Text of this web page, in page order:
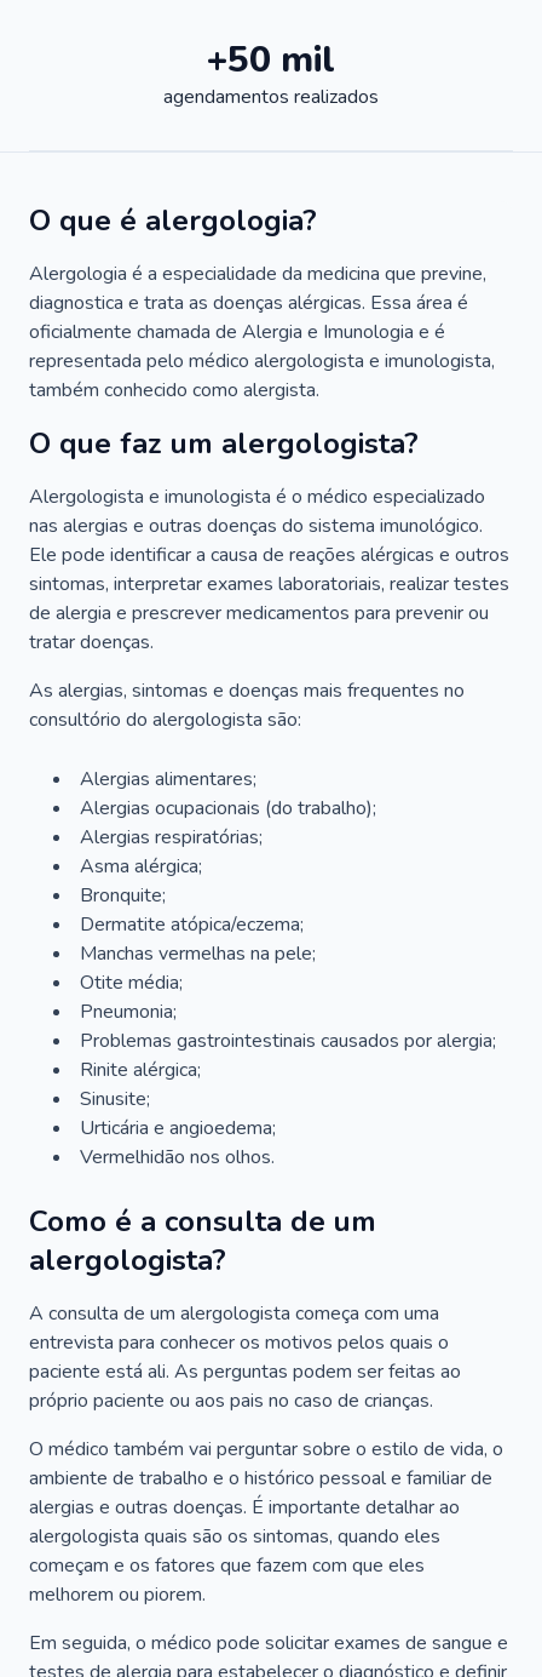
+50 mil
agendamentos realizados
O que é alergologia?
Alergologia é a especialidade da medicina que previne,
diagnostica e trata as doenças alérgicas. Essa área é
oficialmente chamada de Alergia e Imunologia e é
representada pelo médico alergologista e imunologista,
também conhecido como alergista.
O que faz um alergologista?
Alergologista e imunologista é o médico especializado
nas alergias e outras doenças do sistema imunológico.
Ele pode identificar a causa de reações alérgicas e outros
sintomas, interpretar exames laboratoriais, realizar testes
de alergia e prescrever medicamentos para prevenir ou
tratar doenças.
As alergias, sintomas e doenças mais frequentes no
consultório do alergologista são:
Alergias alimentares;
Alergias ocupacionais (do trabalho);
Alergias respiratórias;
Asma alérgica;
Bronquite;
Dermatite atópica/eczema;
Manchas vermelhas na pele;
Otite média;
Pneumonia;
Problemas gastrointestinais causados por alergia;
Rinite alérgica;
Sinusite;
Urticária e angioedema;
Vermelhidão nos olhos.
Como é a consulta de um
alergologista?
A consulta de um alergologista começa com uma
entrevista para conhecer os motivos pelos quais o
paciente está ali. As perguntas podem ser feitas ao
próprio paciente ou aos pais no caso de crianças.
O médico também vai perguntar sobre o estilo de vida, o
ambiente de trabalho e o histórico pessoal e familiar de
alergias e outras doenças. É importante detalhar ao
alergologista quais são os sintomas, quando eles
começam e os fatores que fazem com que eles
melhorem ou piorem.
Em seguida, o médico pode solicitar exames de sangue e